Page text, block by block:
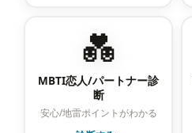
💑
MBTI恋人/パートナー診
断
安心/地雷ポイントがわかる